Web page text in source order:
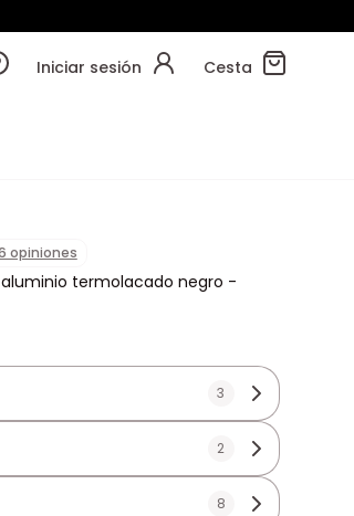
Iniciar sesión Cesta
opiniones
aluminio termolacado negro -
3
2
8